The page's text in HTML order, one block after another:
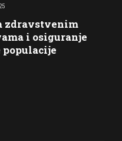
zdravstvenim
i osiguranje
populacije